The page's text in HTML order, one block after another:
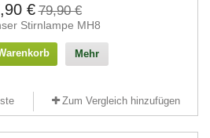
€ 79,90 €
Stirnlampe MH8
Mehr
Zum Vergleich hinzufügen